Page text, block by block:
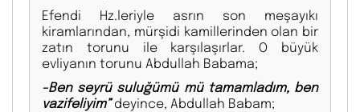
Efendi Hz.leriyle asrın son meşayıkı
kiramlarından, mürşidi kamillerinden olan bir
zatın torunu ile karşılaşırlar. O büyük
evliyanın torunu Abdullah Babama;
-Ben seyrü suluğümü mü tamamladım, ben
vazifeliyim”deyince, Abdullah Babam;